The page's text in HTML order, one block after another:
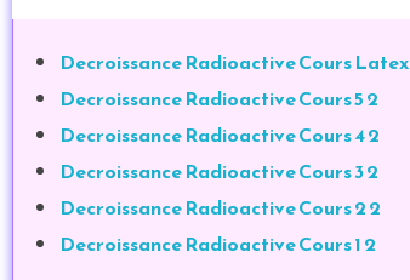
Decroissance Radioactive Cours Latex
Decroissance Radioactive Cours 5 2
Decroissance Radioactive Cours 4 2
Decroissance Radioactive Cours 3 2
Decroissance Radioactive Cours 2 2
Decroissance Radioactive Cours 1 2